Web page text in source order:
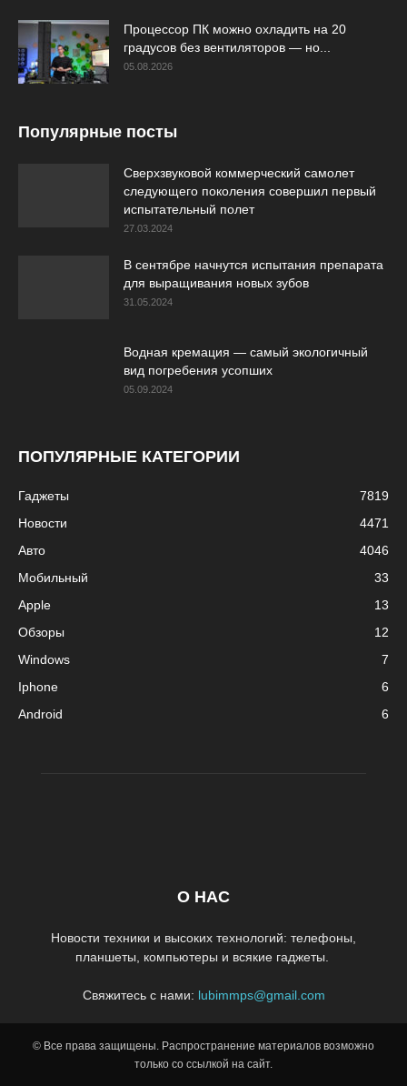
Процессор ПК можно охладить на 20
градусов без вентиляторов — но...
05.08.2026
Популярные посты
Сверхзвуковой коммерческий самолет
следующего поколения совершил первый
испытательный полет
27.03.2024
В сентябре начнутся испытания препарата
для выращивания новых зубов
31.05.2024
Водная кремация — самый экологичный
вид погребения усопших
05.09.2024
ПОПУЛЯРНЫЕ КАТЕГОРИИ
Гаджеты
7819
Новости
4471
Авто
4046
Мобильный
33
Apple
13
Обзоры
12
Windows
7
Iphone
6
Android
6
О НАС
Новости техники и высоких технологий: телефоны,
планшеты, компьютеры и всякие гаджеты.
Свяжитесь с нами: lubimmps@gmail.com
© Все права защищены. Распространение материалов возможно
только со ссылкой на сайт.